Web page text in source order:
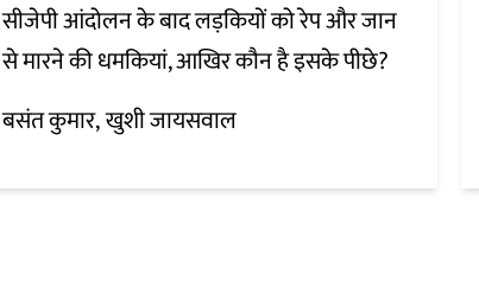
सीजेपी आंदोलन के बाद लड़कियों को रेप और जान
से मारने की धमकियां, आखिर कौन है इसके पीछे?
बसंत कुमार खुशी जायसवाल